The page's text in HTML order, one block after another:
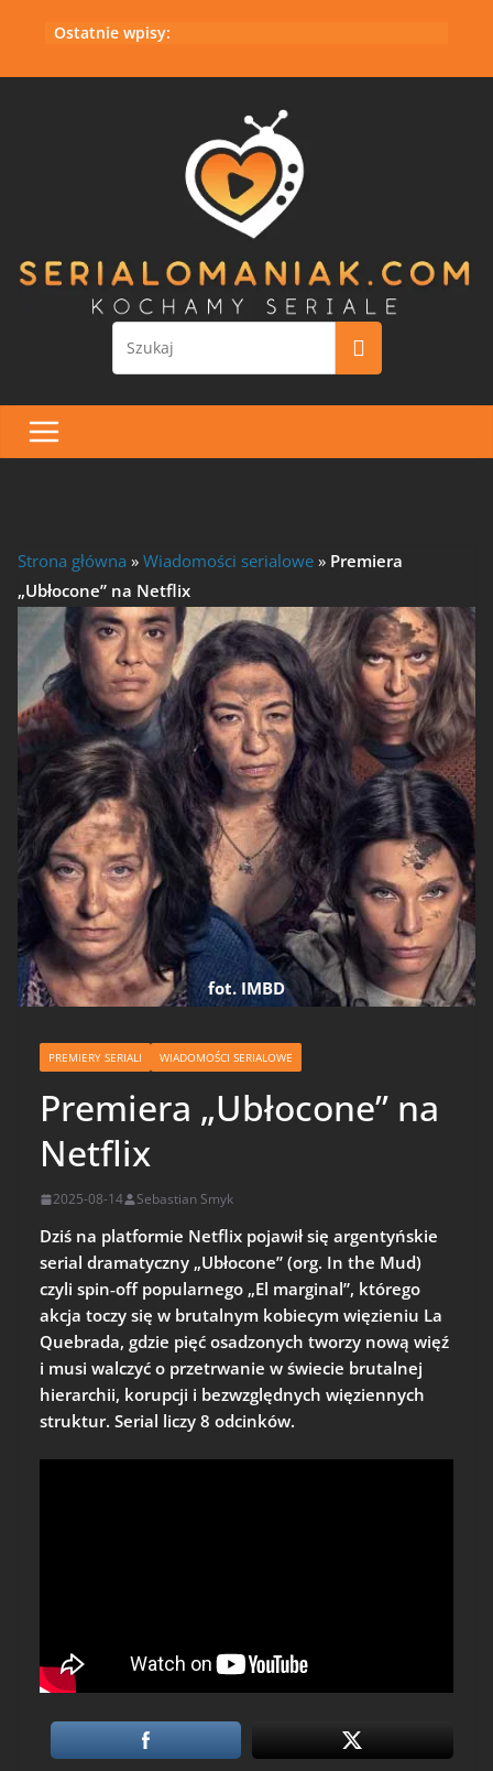
Ostatnie wpisy:
Strona główna » Wiadomości serialowe » Premiera
„Ubłocone” na Netflix
fot. IMBD
PREMIERY SERIALI WIADOMOŚCI SERIALOWE
Premiera „Ubłocone” na
Netflix
2025-08-14 Sebastian Smyk
Dziś na platformie Netflix pojawił się argentyńskie
serial dramatyczny „Ubłocone” (org. In the Mud)
czyli spin‑off popularnego „El marginal”, którego
akcja toczy się w brutalnym kobiecym więzieniu La
Quebrada, gdzie pięć osadzonych tworzy nową więź
i musi walczyć o przetrwanie w świecie brutalnej
hierarchii, korupcji i bezwzględnych więziennych
struktur. Serial liczy 8 odcinków.